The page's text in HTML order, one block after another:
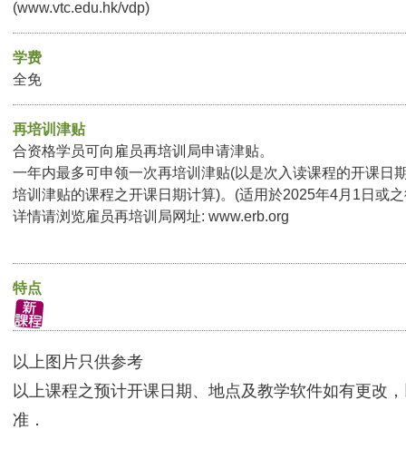
(www.vtc.edu.hk/vdp)
学费
全免
再培训津贴
合资格学员可向雇员再培训局申请津贴。
一年内最多可申领一次再培训津贴(以是次入读课程的开课日
培训津贴的课程之开课日期计算)。(适用於2025年4月1日或
详情请浏览雇员再培训局网址: www.erb.org
特点
以上图片只供参考
以上课程之预计开课日期、地点及教学软件如有更改
准．